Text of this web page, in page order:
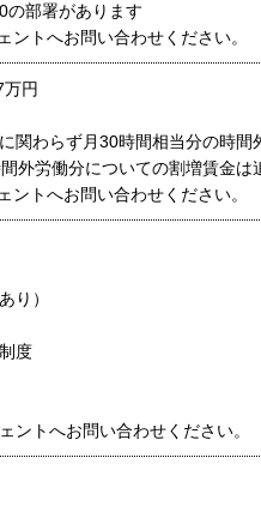
部署があります
トへお問い合わせください。
円
関わらず月30時間相当分の時間
外労働分についての割増賃金は
トへお問い合わせください。
り）
度
ントへお問い合わせください。